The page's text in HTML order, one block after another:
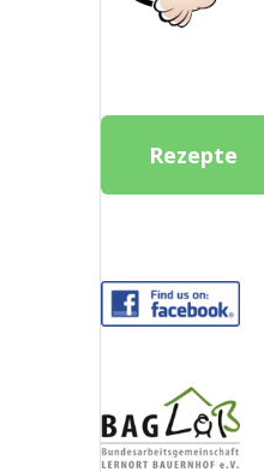
Rezepte